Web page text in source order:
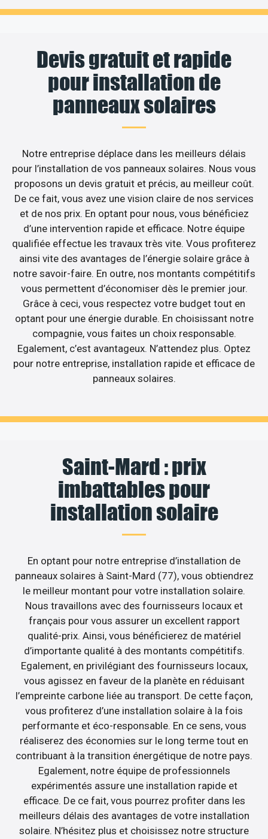
Devis gratuit et rapide
pour installation de
panneaux solaires
Notre entreprise déplace dans les meilleurs délais
pour l’installation de vos panneaux solaires. Nous vous
proposons un devis gratuit et précis, au meilleur coût.
De ce fait, vous avez une vision claire de nos services
et de nos prix. En optant pour nous, vous bénéficiez
d’une intervention rapide et efficace. Notre équipe
qualifiée effectue les travaux très vite. Vous profiterez
ainsi vite des avantages de l’énergie solaire grâce à
notre savoir-faire. En outre, nos montants compétitifs
vous permettent d’économiser dès le premier jour.
Grâce à ceci, vous respectez votre budget tout en
optant pour une énergie durable. En choisissant notre
compagnie, vous faites un choix responsable.
Egalement, c’est avantageux. N’attendez plus. Optez
pour notre entreprise, installation rapide et efficace de
panneaux solaires.
Saint-Mard : prix
imbattables pour
installation solaire
En optant pour notre entreprise d’installation de
panneaux solaires à Saint-Mard (77), vous obtiendrez
le meilleur montant pour votre installation solaire.
Nous travaillons avec des fournisseurs locaux et
français pour vous assurer un excellent rapport
qualité-prix. Ainsi, vous bénéficierez de matériel
d’importante qualité à des montants compétitifs.
Egalement, en privilégiant des fournisseurs locaux,
vous agissez en faveur de la planète en réduisant
l’empreinte carbone liée au transport. De cette façon,
vous profiterez d’une installation solaire à la fois
performante et éco-responsable. En ce sens, vous
réaliserez des économies sur le long terme tout en
contribuant à la transition énergétique de notre pays.
Egalement, notre équipe de professionnels
expérimentés assure une installation rapide et
efficace. De ce fait, vous pourrez profiter dans les
meilleurs délais des avantages de votre installation
solaire. N’hésitez plus et choisissez notre structure